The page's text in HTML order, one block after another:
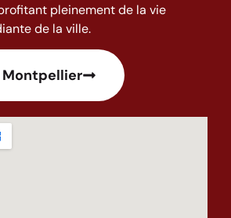
pleinement de la vie
de la ville.
Montpellier